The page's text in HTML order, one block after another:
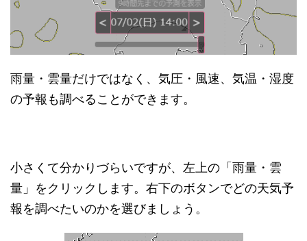
雨量・雲量だけではなく、気圧・風速、気温・湿度
の予報も調べることができます。
小さくて分かりづらいですが、左上の「雨量・雲
量」をクリックします。右下のボタンでどの天気予
報を調べたいのかを選びましょう。